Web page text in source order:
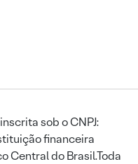
sob o CNPJ:
financeira
Central do Brasil.Toda